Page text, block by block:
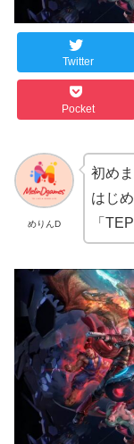
Twitter
Pocket
めりんD
初め
はじ
「